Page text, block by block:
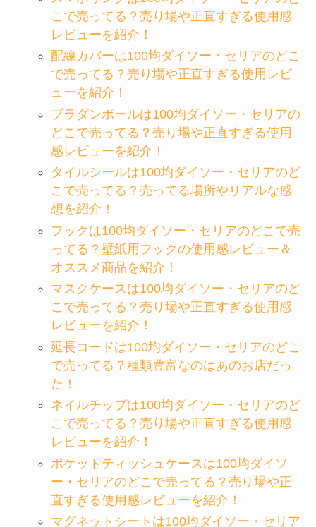
こで売ってる？売り場や正直すぎる使用感
レビューを紹介！
配線カバーは100均ダイソー・セリアのどこ
で売ってる？売り場や正直すぎる使用レビ
ューを紹介！
プラダンボールは100均ダイソー・セリアの
どこで売ってる？売り場や正直すぎる使用
感レビューを紹介！
タイルシールは100均ダイソー・セリアのど
こで売ってる？売ってる場所やリアルな感
想を紹介！
フックは100均ダイソー・セリアのどこで売
ってる？壁紙用フックの使用感レビュー＆
オススメ商品を紹介！
マスクケースは100均ダイソー・セリアのど
こで売ってる？売り場や正直すぎる使用感
レビューを紹介！
延長コードは100均ダイソー・セリアのどこ
で売ってる？種類豊富なのはあのお店だっ
た！
ネイルチップは100均ダイソー・セリアのど
こで売ってる？売り場や正直すぎる使用感
レビューを紹介！
ポケットティッシュケースは100均ダイソ
ー・セリアのどこで売ってる？売り場や正
直すぎる使用感レビューを紹介！
マグネットシートは100均ダイソー・セリア